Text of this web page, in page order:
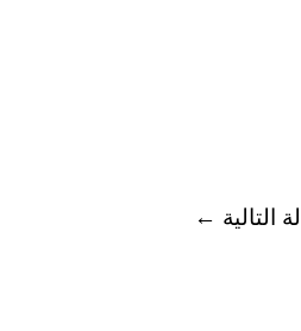
التالية ←